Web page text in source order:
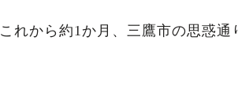
これから約1か月、三鷹市の思惑通